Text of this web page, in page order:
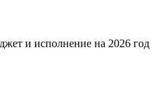
и исполнение на 2026 год